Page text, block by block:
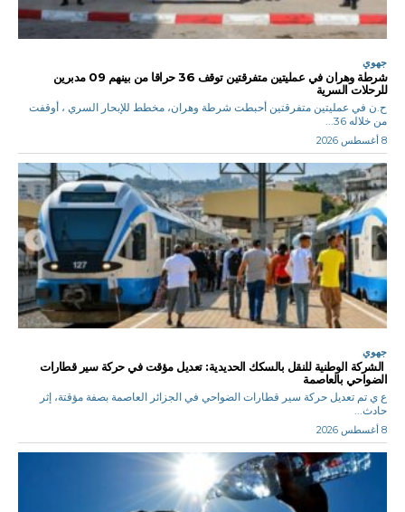
جهوي
شرطة وهران في عمليتين متفرقتين توقف 36 حراقا من بينهم 09 مدبرين
للرحلات السرية
ح.ن في عمليتين متفرقتين أحبطت شرطة وهران، مخطط للإبحار السري ، أوقفت
من خلاله 36...
8 أغسطس 2026
جهوي
الشركة الوطنية للنقل بالسكك الحديدية: تعديل مؤقت في حركة سير قطارات
الضواحي بالعاصمة
ع ي تم تعديل حركة سير قطارات الضواحي في الجزائر العاصمة بصفة مؤقتة، إثر
حادث...
8 أغسطس 2026